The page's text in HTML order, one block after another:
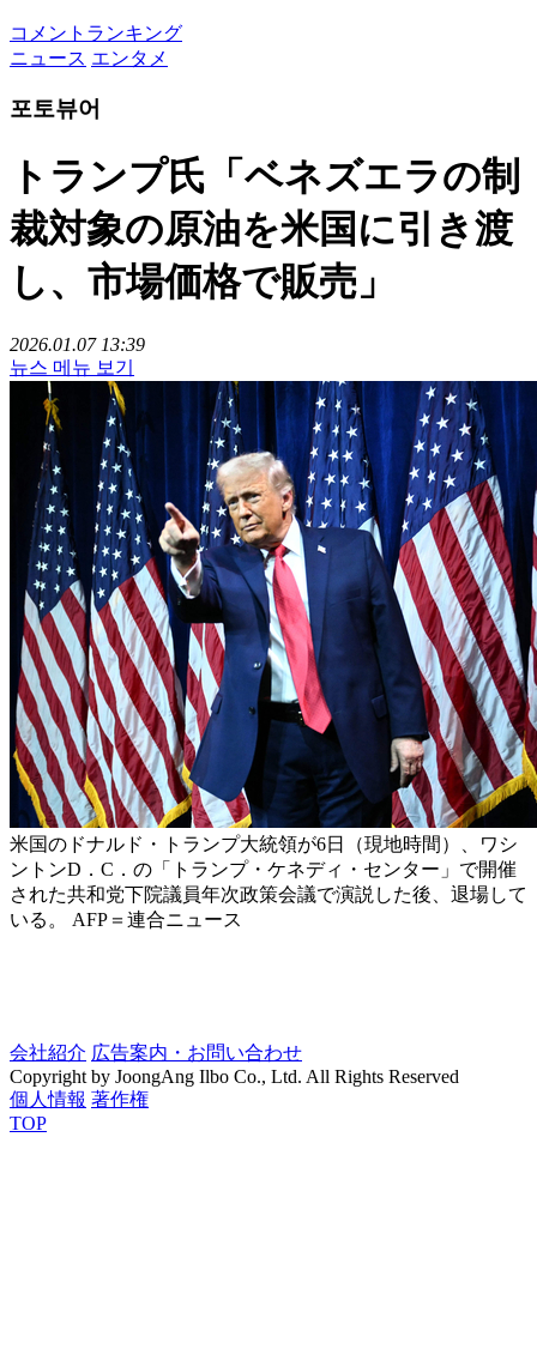
コメントランキング
ニュース エンタメ
포토뷰어
トランプ氏「ベネズエラの制
裁対象の原油を米国に引き渡
し、市場価格で販売」
2026.01.07 13:39
뉴스 메뉴 보기
米国のドナルド・トランプ大統領が6日（現地時間）、ワシ
ントンD．C．の「トランプ・ケネディ・センター」で開催
された共和党下院議員年次政策会議で演説した後、退場して
いる。 AFP＝連合ニュース
会社紹介 広告案内・お問い合わせ
Copyright by JoongAng Ilbo Co., Ltd. All Rights Reserved
個人情報 著作権
TOP